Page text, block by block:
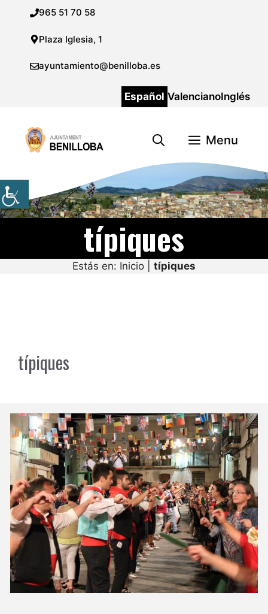
contenido
965 51 70 58
Plaza Iglesia, 1
ayuntamiento@benilloba.es
Español ValencianoInglés
Menu
típiques
Estás en: Inicio típiques
típiques